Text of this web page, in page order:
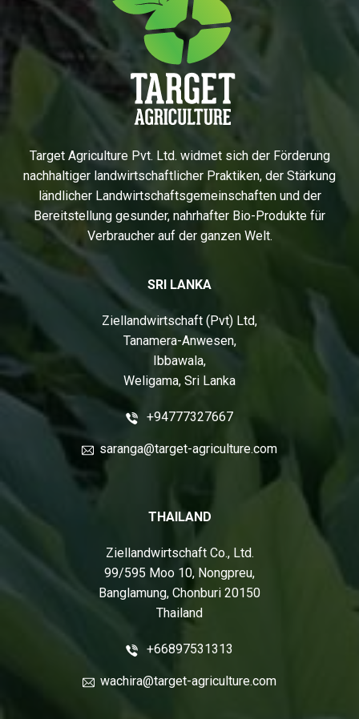
Target Agriculture Pvt. Ltd. widmet sich der Förderung
nachhaltiger landwirtschaftlicher Praktiken, der Stärkung
ländlicher Landwirtschaftsgemeinschaften und der
Bereitstellung gesunder, nahrhafter Bio-Produkte für
Verbraucher auf der ganzen Welt.
SRI LANKA
Ziellandwirtschaft (Pvt) Ltd,
Tanamera-Anwesen,
Ibbawala,
Weligama, Sri Lanka
+94777327667
saranga@target-agriculture.com
THAILAND
Ziellandwirtschaft Co., Ltd.
99/595 Moo 10, Nongpreu,
Banglamung, Chonburi 20150
Thailand
+66897531313
wachira@target-agriculture.com